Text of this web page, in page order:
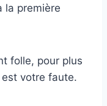
la première
folle, pour plus
votre faute.